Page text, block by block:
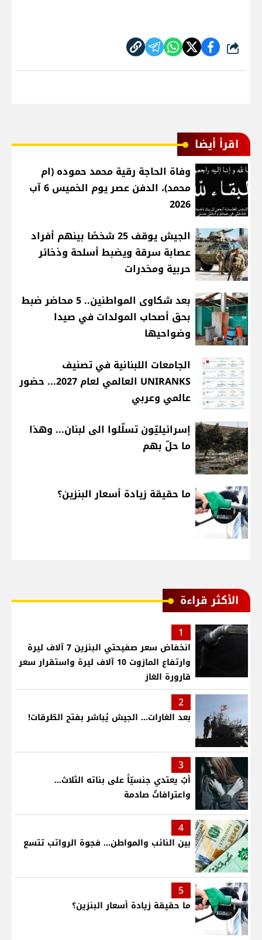
شارك
اقرأ أيضا
وفاة الحاجة رقية محمد حموده (ام
محمد)، الدفن عصر يوم الخميس 6 آب
2026
الجيش يوقف 25 شخصًا بينهم أفراد
عصابة سرقة ويضبط أسلحة وذخائر
حربية ومخدرات
بعد شكاوى المواطنين.. 5 محاضر ضبط
بحق أصحاب المولدات في صيدا
وضواحيها
الجامعات اللبنانية في تصنيف
UNIRANKS العالمي لعام 2027... حضور
عالمي وعربي
إسرائيليّون تسلّلوا الى لبنان... وهذا
ما حلّ بهم
ما حقيقة زيادة أسعار البنزين؟
الأكثر قراءة
1
انخفاض سعر صفيحتي البنزين 7 آلاف ليرة
وارتفاع المازوت 10 آلاف ليرة واستقرار سعر
قارورة الغاز
2
بعد الغارات... الجيش يُباشر بفتح الطّرقات!
3
أبٌ يعتدي جنسيّاً على بناته الثلاث…
واعترافاتٌ صادمة
4
بين النائب والمواطن... فجوة الرواتب تتسع
5
ما حقيقة زيادة أسعار البنزين؟